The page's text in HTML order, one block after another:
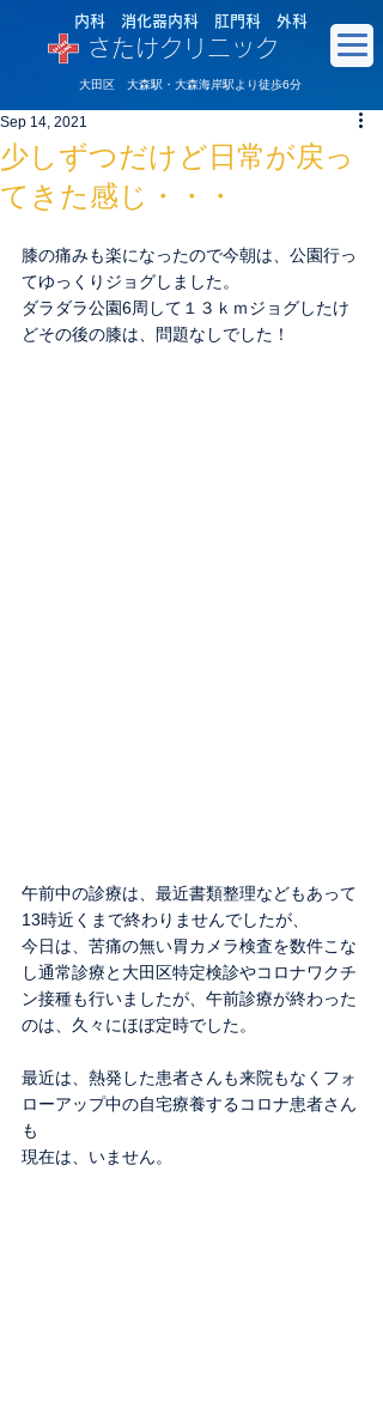
内科 消化器内科 肛門科 外科
さたけクリニック
大田区 大森駅・大森海岸駅より徒歩6分
少しずつだけど日常が戻っ
てきた感じ・・・
Sep 14, 2021
膝の痛みも楽になったので今朝は、公園行っ
てゆっくりジョグしました。
ダラダラ公園6周して１３ｋｍジョグしたけ
どその後の膝は、問題なしでした！
午前中の診療は、最近書類整理などもあって
13時近くまで終わりませんでしたが、
今日は、苦痛の無い胃カメラ検査を数件こな
し通常診療と大田区特定検診やコロナワクチ
ン接種も行いましたが、午前診療が終わった
のは、久々にほぼ定時でした。
最近は、熱発した患者さんも来院もなくフォ
ローアップ中の自宅療養するコロナ患者さん
も
現在は、いません。